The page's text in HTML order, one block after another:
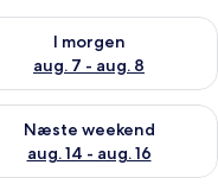
aug. 7
I morgen
aug. 7 - aug. 8
for i
aug. 7 - aug. 9
Næste weekend
aug. 14 - aug. 16
for næste